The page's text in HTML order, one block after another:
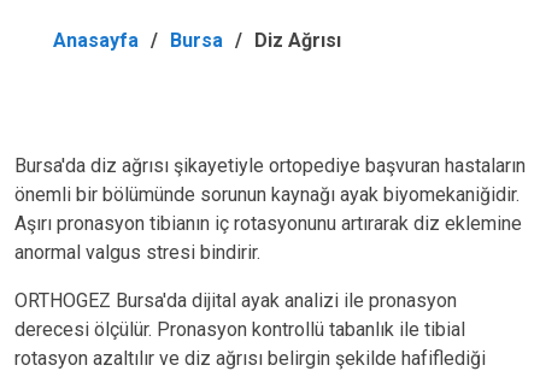
Anasayfa Bursa Diz Ağrısı
Bursa'da diz ağrısı şikayetiyle ortopediye başvuran hastaların
önemli bir bölümünde sorunun kaynağı ayak biyomekaniğidir.
Aşırı pronasyon tibianın iç rotasyonunu artırarak diz eklemine
anormal valgus stresi bindirir.
ORTHOGEZ Bursa'da dijital ayak analizi ile pronasyon
derecesi ölçülür. Pronasyon kontrollü tabanlık ile tibial
rotasyon azaltılır ve diz ağrısı belirgin şekilde hafiflediği